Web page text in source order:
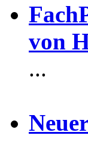
von
...